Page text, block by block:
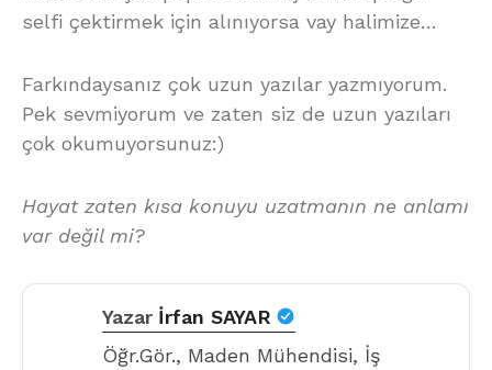
selfi çektirmek için alınıyorsa vay halimize…
Farkındaysanız çok uzun yazılar yazmıyorum.
Pek sevmiyorum ve zaten siz de uzun yazıları
çok okumuyorsunuz:)
Hayat zaten kısa konuyu uzatmanın ne anlamı
var değil mi?
Yazar İrfan SAYAR
Öğr.Gör., Maden Mühendisi, İş